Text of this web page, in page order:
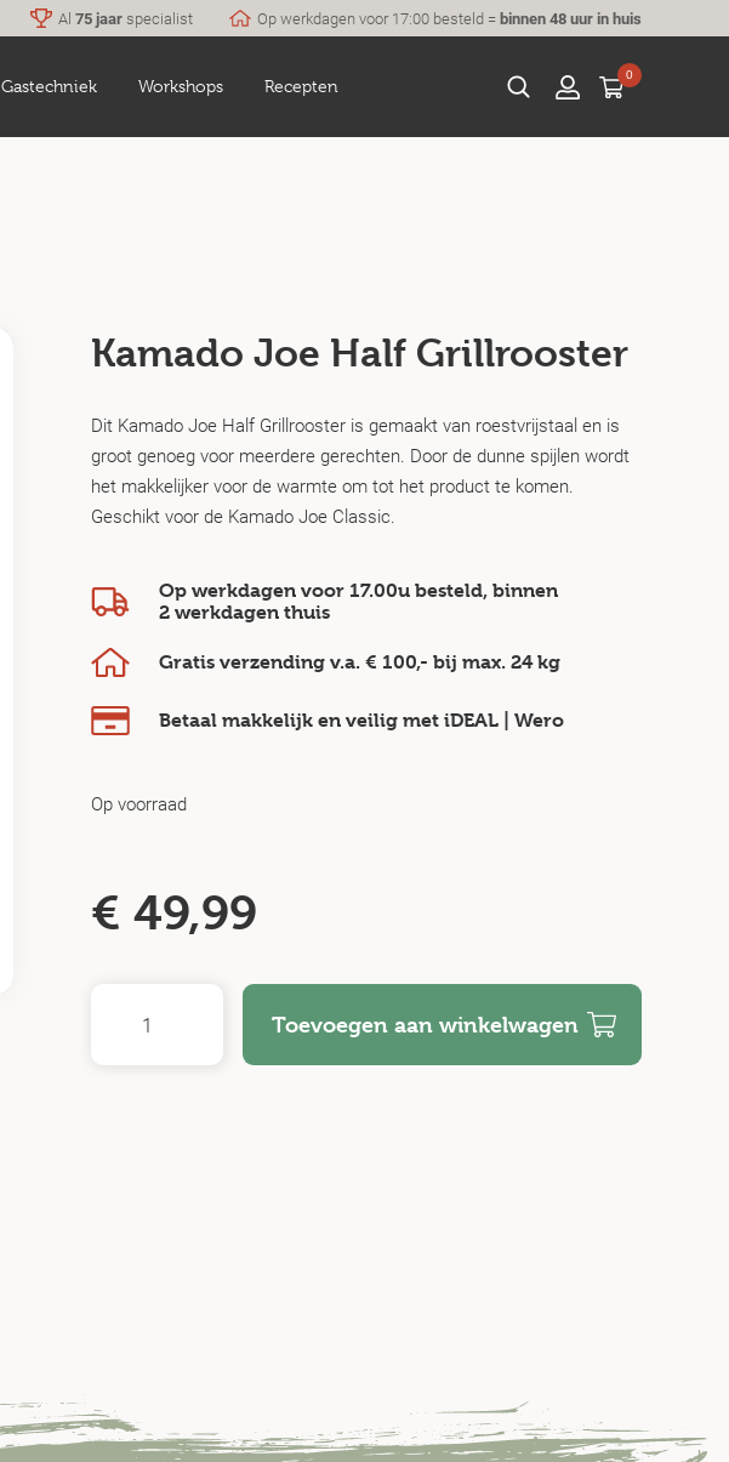
Al 75 jaarspecialist Op werkdagen voor 17:00 besteld =binnen 48 uur in huis
Gastechniek Workshops Recepten
0
Kamado Joe Half Grillrooster
Dit Kamado Joe Half Grillrooster is gemaakt van roestvrijstaal en is
groot genoeg voor meerdere gerechten. Door de dunne spijlen wordt
het makkelijker voor de warmte om tot het product te komen.
Geschikt voor de Kamado Joe Classic.
Op werkdagen voor 17.00u besteld, binnen
2 werkdagenthuis
Gratis verzending v.a. € 100,- bij max. 24 kg
Betaal makkelijk en veilig met iDEAL | Wero
Op voorraad
€ 49,99
Toevoegen aan winkelwagen